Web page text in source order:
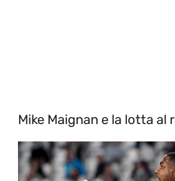
Mike Maignan e la lotta al